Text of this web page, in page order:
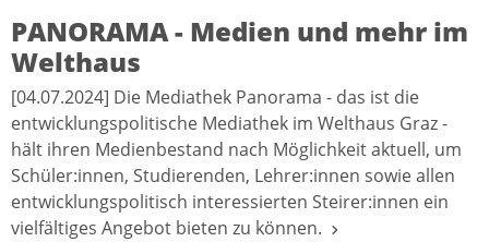
PANORAMA - Medien und mehr im
Welthaus
[04.07.2024] Die Mediathek Panorama - das ist die
entwicklungspolitische Mediathek im Welthaus Graz -
hält ihren Medienbestand nach Möglichkeit aktuell, um
Schüler:innen, Studierenden, Lehrer:innen sowie allen
entwicklungspolitisch interessierten Steirer:innen ein
vielfältiges Angebot bieten zu können.